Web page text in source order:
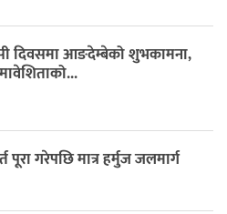
दिवसमा आङदेम्बेको शुभकामना,
पूरा गरेपछि मात्र हर्मुज जलमार्ग